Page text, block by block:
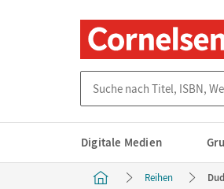
Digitale Medien
Reihen